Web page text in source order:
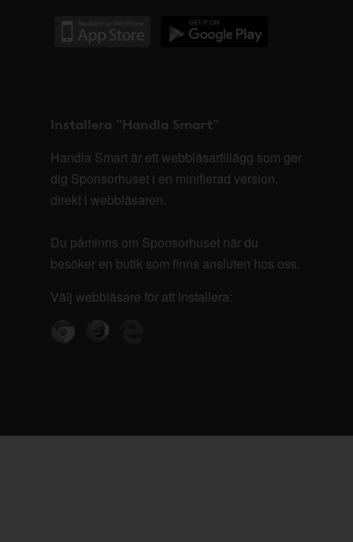
Installera "Handla Smart"
Handla Smart är ett webbläsartillägg som ger
dig Sponsorhuset i en minifierad version,
direkt i webbläsaren.
Du påminns om Sponsorhuset när du
besöker en butik som finns ansluten hos oss.
Välj webbläsare för att installera: